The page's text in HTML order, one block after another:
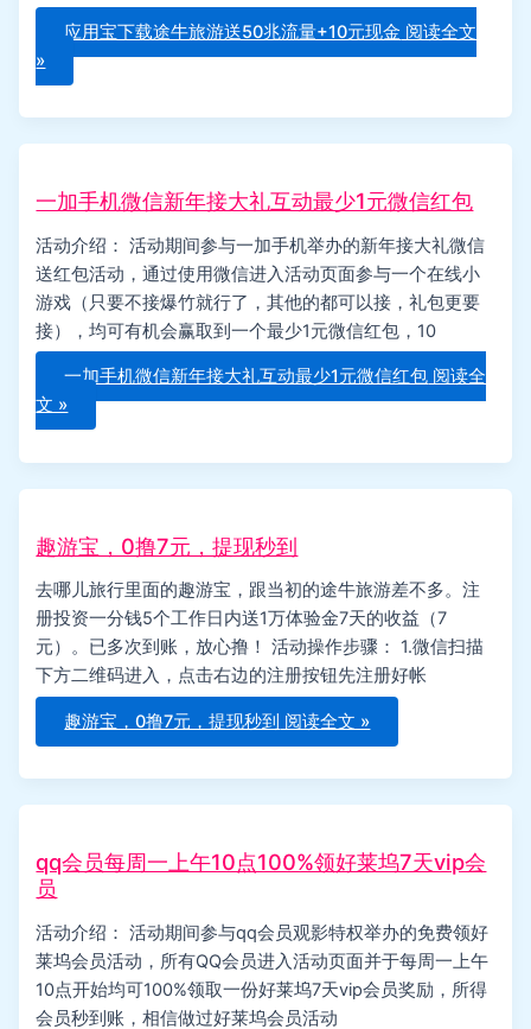
应用宝下载途牛旅游送50兆流量+10元现金 阅读全文
»
一加手机微信新年接大礼互动最少1元微信红包
活动介绍： 活动期间参与一加手机举办的新年接大礼微信
送红包活动，通过使用微信进入活动页面参与一个在线小
游戏（只要不接爆竹就行了，其他的都可以接，礼包更要
接），均可有机会赢取到一个最少1元微信红包，10
一加手机微信新年接大礼互动最少1元微信红包 阅读全
文 »
趣游宝，0撸7元，提现秒到
去哪儿旅行里面的趣游宝，跟当初的途牛旅游差不多。注
册投资一分钱5个工作日内送1万体验金7天的收益（7
元）。已多次到账，放心撸！ 活动操作步骤： 1.微信扫描
下方二维码进入，点击右边的注册按钮先注册好帐
趣游宝，0撸7元，提现秒到 阅读全文 »
qq会员每周一上午10点100%领好莱坞7天vip会
员
活动介绍： 活动期间参与qq会员观影特权举办的免费领好
莱坞会员活动，所有QQ会员进入活动页面并于每周一上午
10点开始均可100%领取一份好莱坞7天vip会员奖励，所得
会员秒到账，相信做过好莱坞会员活动